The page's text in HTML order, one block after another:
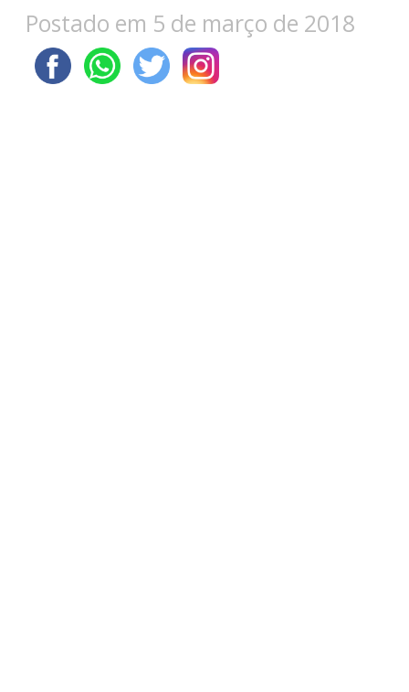
Postado em 5 de março de 2018